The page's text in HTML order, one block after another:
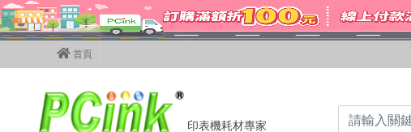
首頁
印表機耗材專家